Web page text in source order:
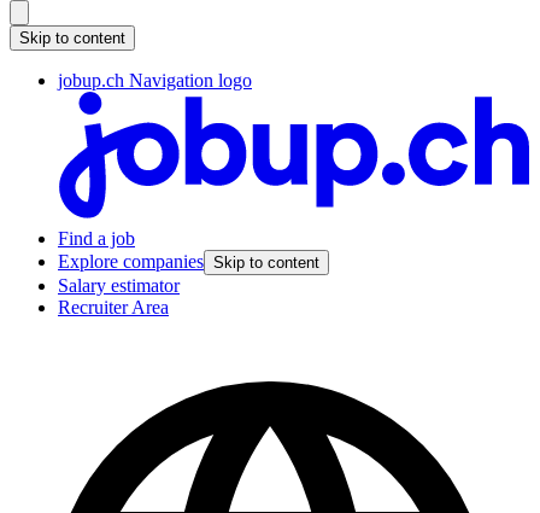
Skip to content
jobup.ch Navigation logo
Find a job
Explore companies Skip to content
Salary estimator
Recruiter Area